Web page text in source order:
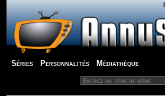
Séries Personnalités Médiathèque